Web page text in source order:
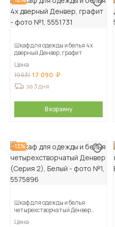
Шкаф для одежды и белья 4х
дверный Денвер, графит
Цена
19 531 17 090
за 3 дня
В корзину
-13%
Шкаф для одежды и белья
четырехстворчатый Денвер
Цена